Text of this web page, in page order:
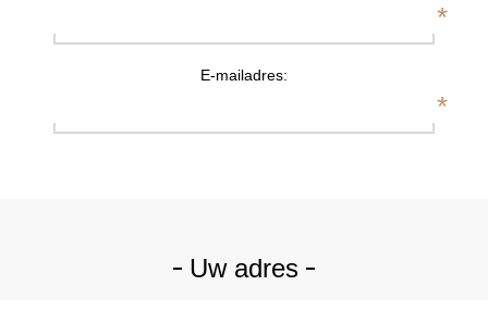
*
E-mailadres:
*
Uw adres